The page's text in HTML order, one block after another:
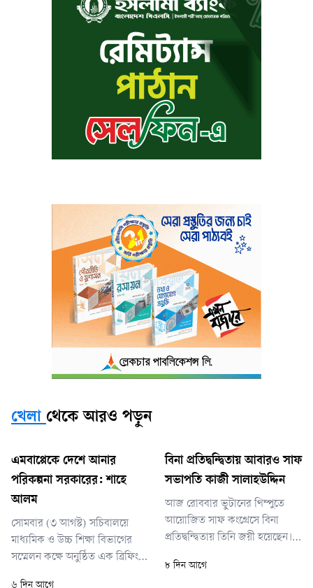
খেলা থেকে আরও পড়ুন
এমবাপ্পেকে দেশে আনার
পরিকল্পনা সরকারের: শাহে
আলম
সোমবার (৩ আগস্ট) সচিবালয়ে
মাধ্যমিক ও উচ্চ শিক্ষা বিভাগের
সম্মেলন কক্ষে অনুষ্ঠিত এক ব্রিফিংয়ে
৬ দিন আগে
বিনা প্রতিদ্বন্দ্বিতায় আবারও সাফ
সভাপতি কাজী সালাহউদ্দিন
আজ রোববার ভুটানের থিম্পুতে
আয়োজিত সাফ কংগ্রেসে বিনা
প্রতিদ্বন্দ্বিতায় তিনি জয়ী হয়েছেন।
টানা ১৭ বছর সংস্থাটির শীর্ষ পদে
৮ দিন আগে